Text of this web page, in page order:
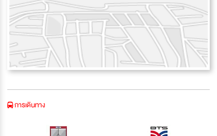
การเดินทาง